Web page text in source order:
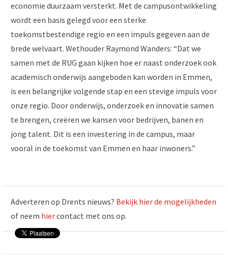
economie duurzaam versterkt. Met de campusontwikkeling
wordt een basis gelegd voor een sterke
toekomstbestendige regio en een impuls gegeven aan de
brede welvaart. Wethouder Raymond Wanders: “Dat we
samen met de RUG gaan kijken hoe er naast onderzoek ook
academisch onderwijs aangeboden kan worden in Emmen,
is een belangrijke volgende stap en een stevige impuls voor
onze regio. Door onderwijs, onderzoek en innovatie samen
te brengen, creëren we kansen voor bedrijven, banen en
jong talent. Dit is een investering in de campus, maar
vooral in de toekomst van Emmen en haar inwoners.”
Adverteren op Drents nieuws? Bekijk hier de mogelijkheden
of neem hiercontact met ons op.